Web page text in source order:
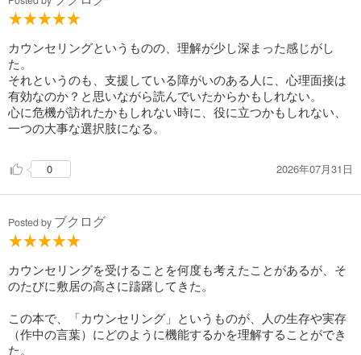
カウンセリングというものの、理解が少し深まった感じがし
た。
それというのも、支援している障がいのある人に、心理面接は
有効なのか？と思いながら読んでいたからかもしれない。
心に危機が訪れたかもしれない時に、役に立つかもしれない、
一つの大事な選択肢になる。
0 2026年07月31日
Posted by ブクログ
カウンセリングを受けることを何度も考えたことがあるが、そ
のたびに敷居の高さに躊躇してきた。
この本で、「カウンセリング」というものが、人の生存や実存
（作中の言葉）にどのように機能するかを理解することができ
た。